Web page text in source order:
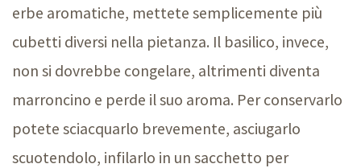
erbe aromatiche, mettete semplicemente più
cubetti diversi nella pietanza. Il basilico, invece,
non si dovrebbe congelare, altrimenti diventa
marroncino e perde il suo aroma. Per conservarlo
potete sciacquarlo brevemente, asciugarlo
scuotendolo, infilarlo in un sacchetto per